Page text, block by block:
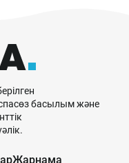
басылым және
Жарнама